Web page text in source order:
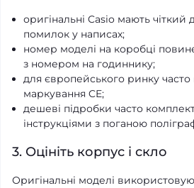
оригінальні Casio мають чіткий
помилок у написах;
номер моделі на коробці
з номером на годиннику;
для європейського ринку часто
маркування CE;
дешеві підробки часто
інструкціями з поганою
3. Оцініть корпус і скло
Оригінальні моделі